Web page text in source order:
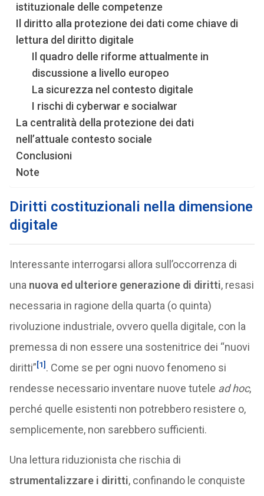
istituzionale delle competenze
Il diritto alla protezione dei dati come chiave di
lettura del diritto digitale
Il quadro delle riforme attualmente in
discussione a livello europeo
La sicurezza nel contesto digitale
I rischi di cyberwar e socialwar
La centralità della protezione dei dati
nell’attuale contesto sociale
Conclusioni
Note
Diritti costituzionali nella dimensione
digitale
Interessante interrogarsi allora sull’occorrenza di
una nuova ed ulteriore generazione di diritti, resasi
necessaria in ragione della quarta (o quinta)
rivoluzione industriale, ovvero quella digitale, con la
premessa di non essere una sostenitrice dei “nuovi
diritti”[1] . Come se per ogni nuovo fenomeno si
rendesse necessario inventare nuove tutele ad hoc,
perché quelle esistenti non potrebbero resistere o,
semplicemente, non sarebbero sufficienti.
Una lettura riduzionista che rischia di
strumentalizzare i diritti, confinando le conquiste